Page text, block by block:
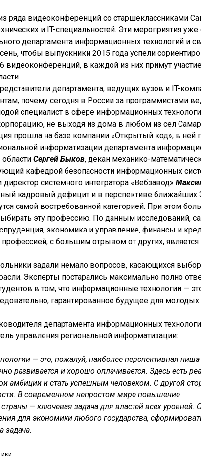
ряда видеоконференций со старшеклассниками
и IT-специальностей. Эти мероприятия уже
департамента информационных технологий и
чтобы выпускники 2015 года успели
видеоконференций, в каждой из них примут
департамента, ведущих вузов и IT-
почему сегодня в России за программистами
специалист в сфере информационных
не выходя из дома в любом из сел
прошла на базе компании «Открытый код», в ней
информатизации департамента
Сергей Быков, декан механико-
кафедрой безопасности информационных
системного интегратора «Вебзавод»
кадровый дефицит и в перспективе ближайших
самой востребованной категорией. При этом
эту профессию. По данным исследований,
экономика и управление, финансы и
с большим отрывом от других,
задали немало вопросов, касающихся
Эксперты постарались максимально полно
в том, что информационные технологии —
гарантированное будущее для молодых
департамента информационных
управления региональной информатизации:
— это, пожалуй, наиболее перспективная
развивается и хорошо оплачивается. Здесь есть
амбиции и стать успешным человеком. С другой
В современном непростом мире повышение
— ключевая задача для властей всех уровней.
для экономики любого государства,
задача.